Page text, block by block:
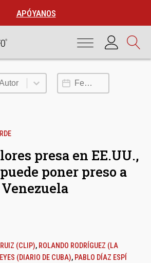
APÓYANOS
Autor Fecha de publicación
presa en EE.UU.,
poner preso a
(CLIP), ROLANDO RODRÍGUEZ (LA
(DIARIO DE CUBA), PABLO DÍAZ ESPÍ